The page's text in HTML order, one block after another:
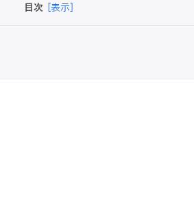
目次 [表示]